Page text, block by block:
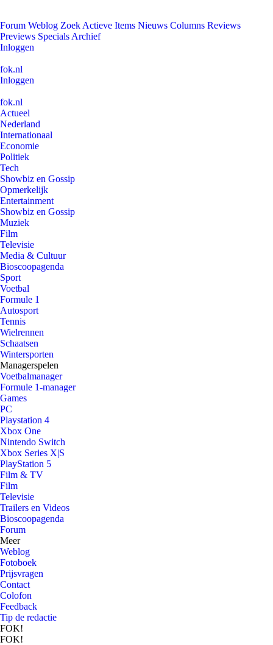
Forum Weblog Zoek Actieve Items Nieuws Columns Reviews
Previews Specials Archief
Inloggen
fok.nl
Inloggen
fok.nl
Actueel
Nederland
Internationaal
Economie
Politiek
Tech
Showbiz en Gossip
Opmerkelijk
Entertainment
Showbiz en Gossip
Muziek
Film
Televisie
Media & Cultuur
Bioscoopagenda
Sport
Voetbal
Formule 1
Autosport
Tennis
Wielrennen
Schaatsen
Wintersporten
Managerspelen
Voetbalmanager
Formule 1-manager
Games
PC
Playstation 4
Xbox One
Nintendo Switch
Xbox Series X|S
PlayStation 5
Film & TV
Film
Televisie
Trailers en Videos
Bioscoopagenda
Forum
Meer
Weblog
Fotoboek
Prijsvragen
Contact
Colofon
Feedback
Tip de redactie
FOK!
FOK!